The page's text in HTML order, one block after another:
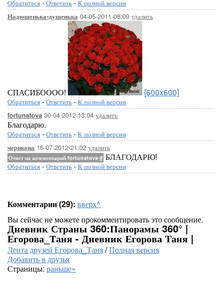
Обратиться - Ответить - К полной версии
Надюшенька-душенька 04-05-2011-08:09 удалить
СПАСИБОООО! [600x600]
Обратиться - Ответить - К полной версии
fortunatova 30-04-2012-13:04 удалить
Благодарю.
Обратиться - Ответить - К полной версии
черикона 16-07-2012-21:02 удалить
Ответ на комментарий fortunatova # БЛАГОДАРЮ!
Обратиться - Ответить - К полной версии
Комментарии (29): вверх^
Вы сейчас не можете прокомментировать это сообщение.
Дневник Страны 360:Панорамы 360° |
Егорова_Таня - Дневник Егорова Таня |
Лента друзей Егорова_Таня/Полная версия
Добавить в друзья
Страницы: раньше»